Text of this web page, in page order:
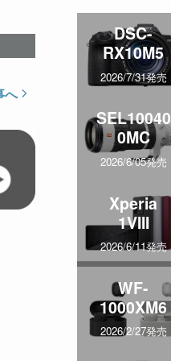
へ
DSC-
RX10M5
2026/7/31発売
SEL10040
0MC
2026/6/05発売
Xperia
1VIII
2026/6/11発売
WF-
1000XM6
2026/2/27発売